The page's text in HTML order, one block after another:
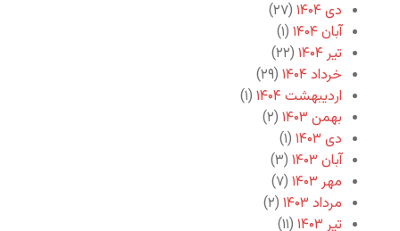
دی ۱۴۰۴
(۲۷)
آبان ۱۴۰۴
(۱)
تیر ۱۴۰۴
(۲۲)
خرداد ۱۴۰۴
(۲۹)
اردیبهشت ۱۴۰۴
(۱)
بهمن ۱۴۰۳
(۲)
دی ۱۴۰۳
(۱)
آبان ۱۴۰۳
(۳)
مهر ۱۴۰۳
(۷)
مرداد ۱۴۰۳
(۲)
تیر ۱۴۰۳
(۱۱)